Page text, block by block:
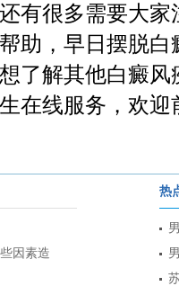
有很多需要大
助，早日摆脱
了解其他白癜
在线服务，欢
因素造
热